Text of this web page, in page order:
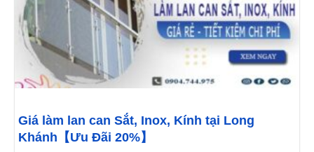
Giá làm lan can Sắt, Inox, Kính tại Long
Khánh【Ưu Đãi 20%】